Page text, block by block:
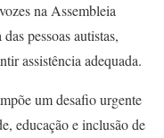
na Assembleia
pessoas autistas,
assistência adequada.
um desafio urgente
educação e inclusão de